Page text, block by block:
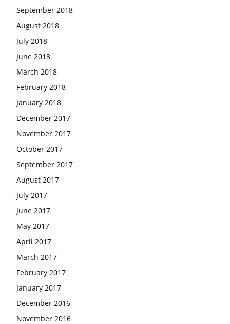
September 2018
August 2018
July 2018
June 2018
March 2018
February 2018
January 2018
December 2017
November 2017
October 2017
September 2017
August 2017
July 2017
June 2017
May 2017
April 2017
March 2017
February 2017
January 2017
December 2016
November 2016